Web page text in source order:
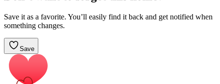
Save it as a favorite. You’ll easily find it back and get notified when
something changes.
Save